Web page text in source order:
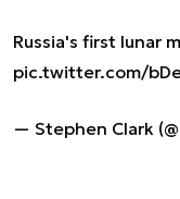
Russia's first lunar
pic.twitter.com/
— Stephen Clark